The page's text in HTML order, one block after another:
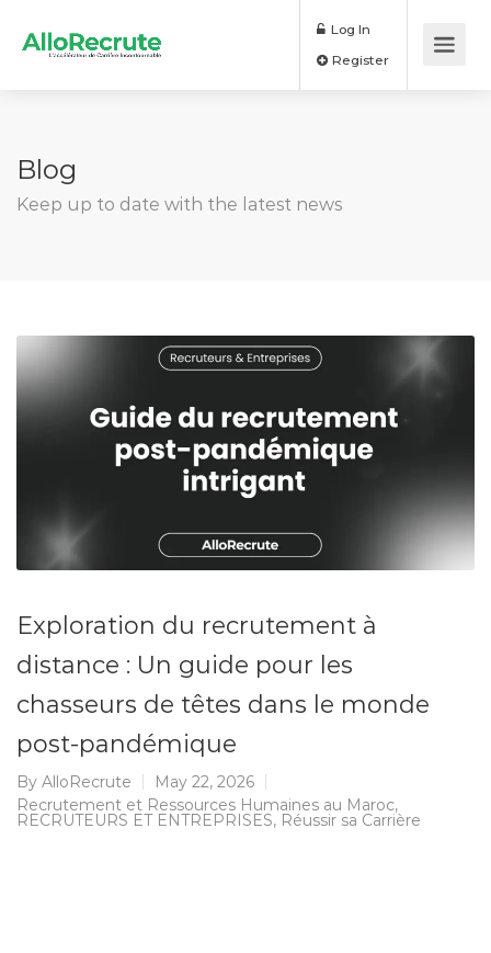
Log In
Blog
Keep up to date with the latest news
Exploration du recrutement à
distance : Un guide pour les
chasseurs de têtes dans le monde
post-pandémique
By AlloRecrute
May 22, 2026
Recrutement et Ressources Humaines au Maroc,
RECRUTEURS ET ENTREPRISES, Réussir sa Carrière